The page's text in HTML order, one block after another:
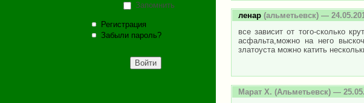
Запомнить
Регистрация
Забыли пароль?
ленар (альметьевск) —
все зависит от того-сколько
асфальта,можно на него
златоуста можно катить
Марат Х. (Альметьевск) —